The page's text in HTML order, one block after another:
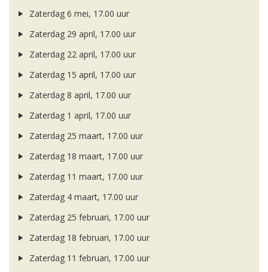
Zaterdag 6 mei, 17.00 uur
Zaterdag 29 april, 17.00 uur
Zaterdag 22 april, 17.00 uur
Zaterdag 15 april, 17.00 uur
Zaterdag 8 april, 17.00 uur
Zaterdag 1 april, 17.00 uur
Zaterdag 25 maart, 17.00 uur
Zaterdag 18 maart, 17.00 uur
Zaterdag 11 maart, 17.00 uur
Zaterdag 4 maart, 17.00 uur
Zaterdag 25 februari, 17.00 uur
Zaterdag 18 februari, 17.00 uur
Zaterdag 11 februari, 17.00 uur